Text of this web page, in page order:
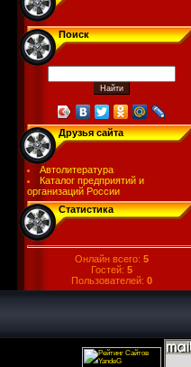
Поиск
Друзья сайта
Автолитература
Каталог предприятий и
организаций России
Статистика
Онлайн всего: 5
Гостей: 5
Пользователей: 0